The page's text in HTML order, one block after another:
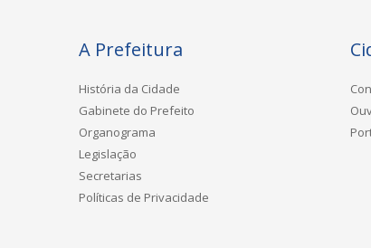
A Prefeitura
História da Cidade
Gabinete do Prefeito
Organograma
Legislação
Secretarias
Políticas de Privacidade